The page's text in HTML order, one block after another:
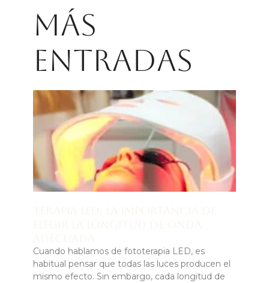
Más
entradas
Cuando hablamos de fototerapia LED, es
habitual pensar que todas las luces producen el
mismo efecto. Sin embargo, cada longitud de